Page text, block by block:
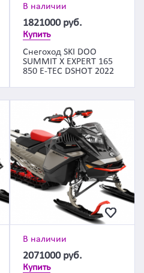
В наличии
1821000 руб.
Купить
Снегоход SKI DOO
SUMMIT X EXPERT 165
850 E-TEC DSHOT 2022
В наличии
2071000 руб.
Купить